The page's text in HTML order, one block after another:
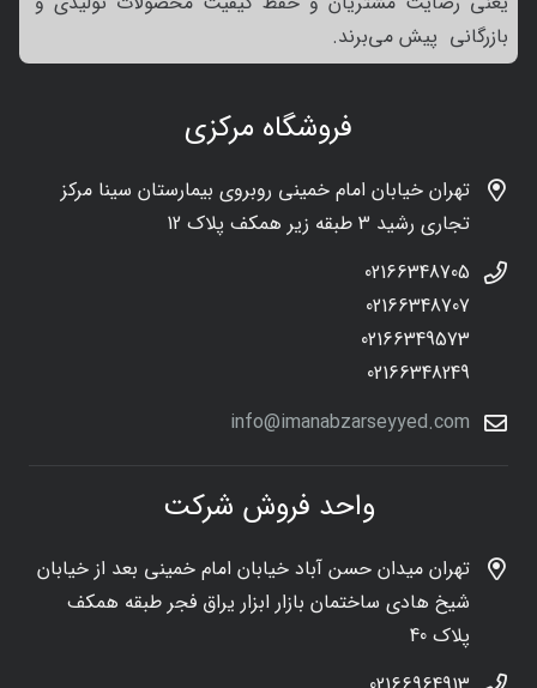
فروشگاه مرکزی
تهران خیابان امام خمینی روبروی بیمارستان سینا مرکز
تجاری رشید 3 طبقه زیر همکف پلاک 12
02166348705
02166348707
02166349573
02166348249
info@imanabzarseyyed.com
واحد فروش شرکت
تهران میدان حسن آباد خیابان امام خمینی بعد از خیابان
شیخ هادی ساختمان بازار ابزار یراق فجر طبقه همکف
پلاک 40
بازرگانی پیش می‌برند.